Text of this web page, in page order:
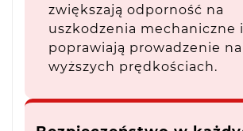
zwiększają odporność na
uszkodzenia mechaniczne i
poprawiają prowadzenie na
wyższych prędkościach.